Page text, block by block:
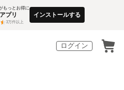
もっとお得に
プリ
3万件以上
インストールする
ログイン